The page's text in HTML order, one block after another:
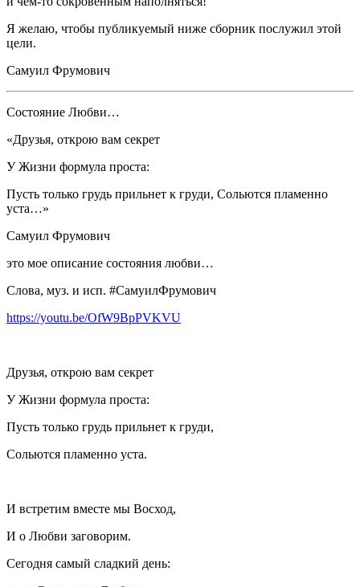
Я желаю, чтобы публикуемый ниже сборник послужил этой
цели.
Самуил Фрумович
Состояние Любви…
«Друзья, открою вам секрет
У Жизни формула проста:
Пусть только грудь прильнет к груди, Сольются пламенно
уста…»
Самуил Фрумович
это мое описание состояния любви…
Слова, муз. и исп. #СамуилФрумович
https://youtu.be/OfW9BpPVKVU
Друзья, открою вам секрет
У Жизни формула проста:
Пусть только грудь прильнет к груди,
Сольются пламенно уста.
И встретим вместе мы Восход,
И о Любви заговорим.
Сегодня самый сладкий день: